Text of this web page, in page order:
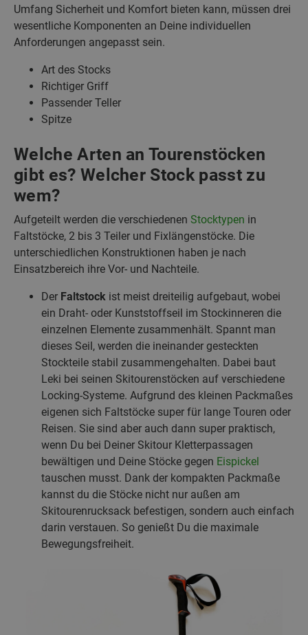
Umfang Sicherheit und Komfort bieten kann, müssen drei
wesentliche Komponenten an Deine individuellen
Anforderungen angepasst sein.
Art des Stocks
Richtiger Griff
Passender Teller
Spitze
Welche Arten an Tourenstöcken
gibt es? Welcher Stock passt zu
wem?
Aufgeteilt werden die verschiedenen Stocktypen in
Faltstöcke, 2 bis 3 Teiler und Fixlängenstöcke. Die
unterschiedlichen Konstruktionen haben je nach
Einsatzbereich ihre Vor- und Nachteile.
Der Faltstock ist meist dreiteilig aufgebaut, wobei
ein Draht- oder Kunststoffseil im Stockinneren die
einzelnen Elemente zusammenhält. Spannt man
dieses Seil, werden die ineinander gesteckten
Stockteile stabil zusammengehalten. Dabei baut
Leki bei seinen Skitourenstöcken auf verschiedene
Locking-Systeme. Aufgrund des kleinen Packmaßes
eigenen sich Faltstöcke super für lange Touren oder
Reisen. Sie sind aber auch dann super praktisch,
wenn Du bei Deiner Skitour Kletterpassagen
bewältigen und Deine Stöcke gegen Eispickel
tauschen musst. Dank der kompakten Packmaße
kannst du die Stöcke nicht nur außen am
Skitourenrucksack befestigen, sondern auch einfach
darin verstauen. So genießt Du die maximale
Bewegungsfreiheit.